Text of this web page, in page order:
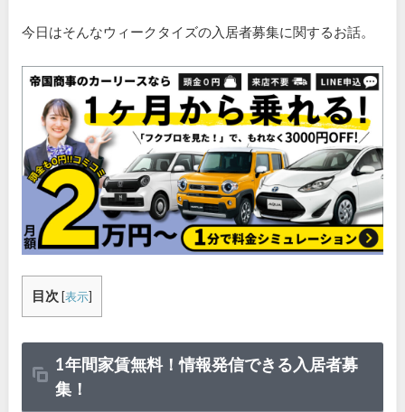
今日はそんなウィークタイズの入居者募集に関するお話。
目次 [表示]
1年間家賃無料！情報発信できる入居者募
集！